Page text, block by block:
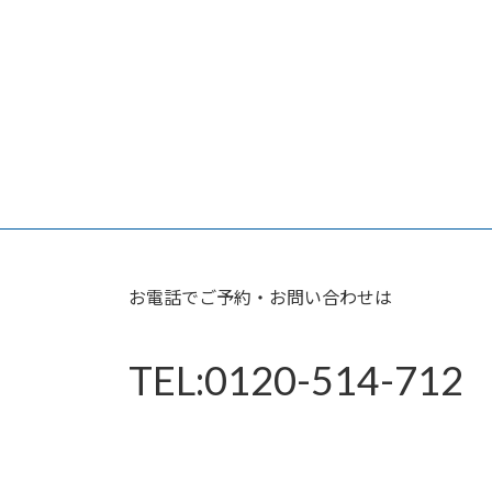
お電話でご予約・お問い合わせは
TEL:0120-514-712